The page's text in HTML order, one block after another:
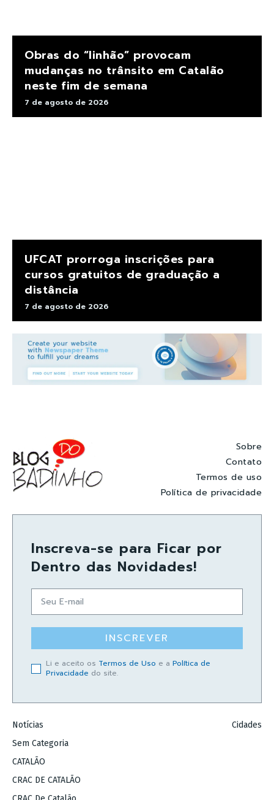
Obras do “linhão” provocam
mudanças no trânsito em Catalão
neste fim de semana
7 de agosto de 2026
UFCAT prorroga inscrições para
cursos gratuitos de graduação a
distância
7 de agosto de 2026
Sobre
Contato
Termos de uso
Política de privacidade
Inscreva-se para Ficar por
Dentro das Novidades!
INSCREVER
Li e aceito os Termos de Uso e a Política de
Privacidade do site.
Notícias
Sem Categoria
CATALÃO
CRAC DE CATALÃO
Cidades